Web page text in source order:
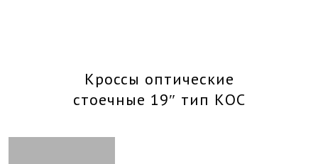
Кроссы оптические
стоечные 19″ тип КОС